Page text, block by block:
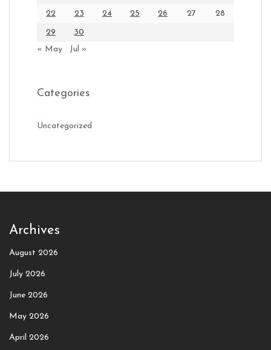
22 23 24 25 26 27 28
29
30
« May
Jul »
Categories
Uncategorized
Archives
August 2026
July 2026
June 2026
May 2026
April 2026